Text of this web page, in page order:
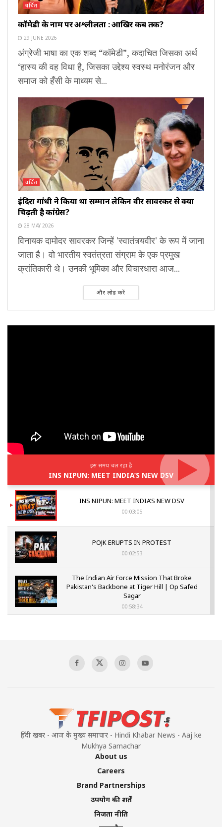
चर्चित
कॉमेडी के नाम पर अश्लीलता : आखिर कब तक?
29 JUNE 2026
अंग्रेजी भाषा का एक शब्द “कॉमेडी”, कदाचित जिसका अर्थ
‘हास्य की वह विधा है, जिसका उद्देश्य स्वस्थ मनोरंजन और
समाज को हँसी के माध्यम से...
चर्चित
इंदिरा गांधी ने किया था सम्मान लेकिन वीर सावरकर से क्यों
चिढ़ती है कांग्रेस?
28 MAY 2026
विनायक दामोदर सावरकर जिन्हें 'स्वातंत्र्यवीर' के रूप में जाना
जाता है। वो भारतीय स्वतंत्रता संग्राम के एक प्रमुख
क्रांतिकारी थे। उनकी भूमिका और विचारधारा आज...
और लोड करें
इस समय चल रहा है
INS NIPUN: MEET INDIA’S NEW DSV
INS NIPUN: MEET INDIA’S NEW DSV
00:03:05
POJK ERUPTS IN PROTEST
00:02:53
The Indian Air Force Mission That Broke
Pakistan's Backbone at Tiger Hill | Op Safed
Sagar
00:58:34
हिंदी खबर - आज के मुख्य समाचार - Hindi Khabar News - Aaj ke
Mukhya Samachar
About us
Careers
Brand Partnerships
उपयोग की शर्तें
निजता नीति